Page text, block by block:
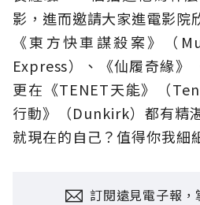
影，進而邀請大家進電影院
《東方快車謀殺案》（
Express）、《仙履奇緣》
更在《TENET天能》（
行動》（Dunkirk）都有精
就現在的自己？值得你我細
訂閱遠見電子報